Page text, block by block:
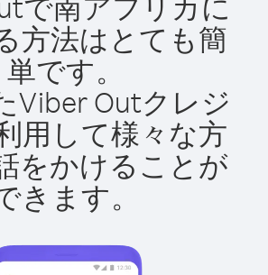
方法はとても簡
単です。
Viber Outクレジ
用して様々な方
をかけることが
きます。